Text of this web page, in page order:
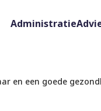
Administratie
en een goede